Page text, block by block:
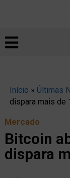
Início » Últimas
dispara mais de
Mercado
Bitcoin
dispara